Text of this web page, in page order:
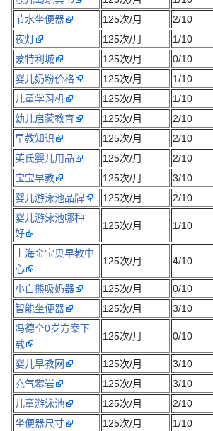
节水坐便器
125次/月 2/10
夜灯
125次/月 1/10
蒙特利城
125次/月 0/10
婴儿奶粉价格
125次/月 1/10
儿童学习机
125次/月 1/10
幼儿启蒙教育
125次/月 2/10
早教知识
125次/月 2/10
英氏婴儿用品
125次/月 2/10
宝宝早教
125次/月 3/10
婴儿游泳池品牌
125次/月 2/10
婴儿游泳池哪种
好
125次/月 1/10
上海金宝贝早教中
心
125次/月 4/10
小白熊吸奶器 125次/月 0/10
智能坐便器
125次/月 3/10
冯德全0岁方案下
载
125次/月 0/10
婴儿早教网 125次/月 3/10
充气攀岩
125次/月 3/10
儿童游泳池
125次/月 2/10
坐便器尺寸
125次/月 1/10